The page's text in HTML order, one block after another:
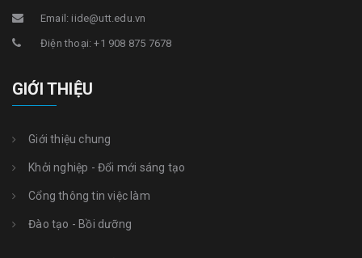
Email: iide@utt.edu.vn
Điện thoại: +1 908 875 7678
GIỚI THIỆU
Giới thiệu chung
Khởi nghiệp - Đổi mới sáng tạo
Cổng thông tin việc làm
Đào tạo - Bồi dưỡng